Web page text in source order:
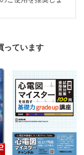
チニン比（P／C
っています